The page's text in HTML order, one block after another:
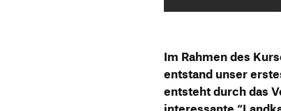
Im Rahmen des
entstand unser
entsteht durch das